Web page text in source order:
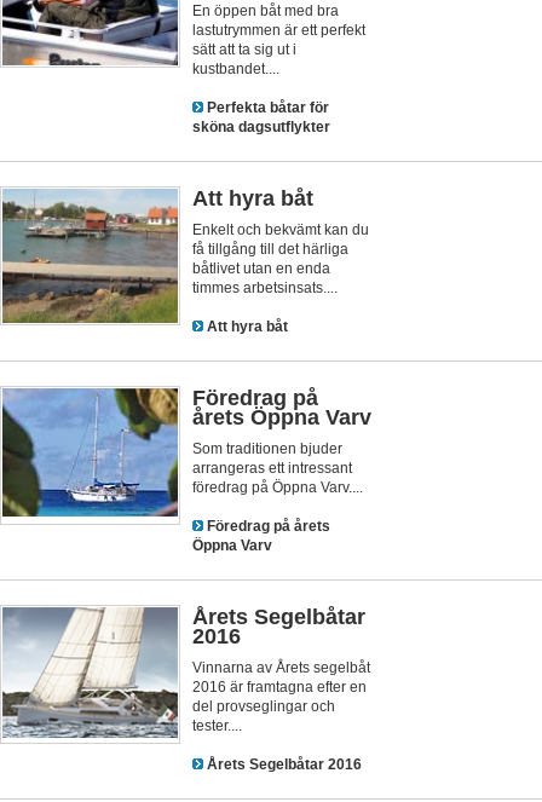
En öppen båt med bra
lastutrymmen är ett perfekt
sätt att ta sig ut i
kustbandet....
Perfekta båtar för
sköna dagsutflykter
Att hyra båt
Enkelt och bekvämt kan du
få tillgång till det härliga
båtlivet utan en enda
timmes arbetsinsats....
Att hyra båt
Föredrag på
årets Öppna Varv
Som traditionen bjuder
arrangeras ett intressant
föredrag på Öppna Varv....
Föredrag på årets
Öppna Varv
Årets Segelbåtar
2016
Vinnarna av Årets segelbåt
2016 är framtagna efter en
del provseglingar och
tester....
Årets Segelbåtar 2016